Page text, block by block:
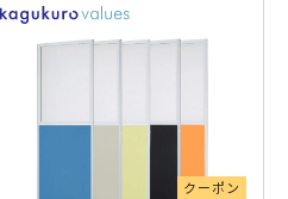
クーポン